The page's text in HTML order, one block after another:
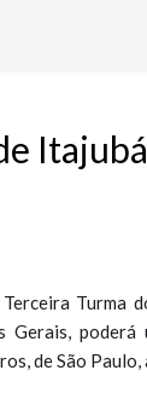
Turma
Gerais,
de São